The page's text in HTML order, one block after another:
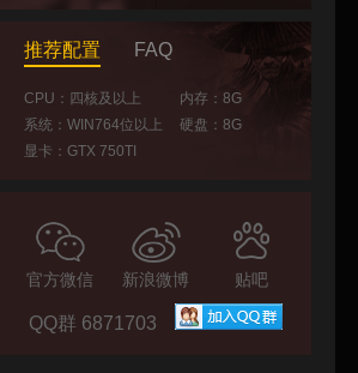
推荐配置 FAQ
CPU：四核及以上
内存：8G
系统：WIN764位以上
硬盘：8G
显卡：GTX 750TI
官方微信 新浪微博 贴吧
QQ群 6871703